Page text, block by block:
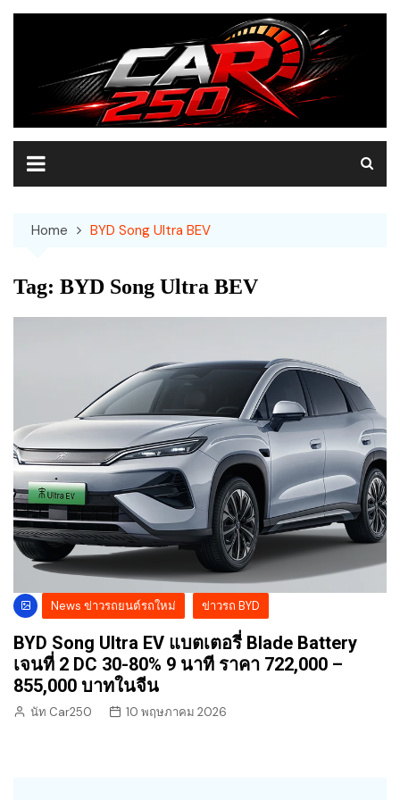
Skip
Home BYD Song Ultra BEV
Tag: BYD Song Ultra BEV
News ข่าวรถยนต์รถใหม่ ข่าวรถ BYD
BYD Song Ultra EV แบตเตอรี่ Blade Battery
เจนที่ 2 DC 30-80% 9 นาที ราคา 722,000 –
855,000 บาทในจีน
นัท Car250 10 พฤษภาคม 2026